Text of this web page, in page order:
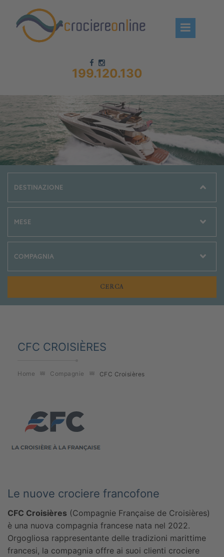
199.120.130
Chi siamo – CrociereOnLine
Destinazioni Crociere
Prenota crociere
News
CFC CROISIÈRES
Home Compagnie CFC Croisières
Le nuove crociere francofone
CFC Croisières (Compagnie Française de Croisières)
è una nuova compagnia francese nata nel 2022.
Orgogliosa rappresentante delle tradizioni marittime
francesi, la compagnia offre ai suoi clienti crociere